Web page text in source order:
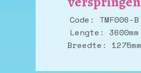
Code: TMF006-B
Lengte: 3600mm
Breedte: 1275mm